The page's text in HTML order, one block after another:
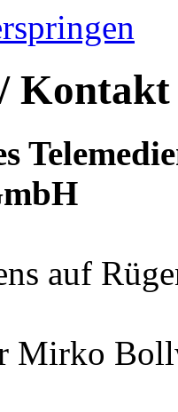
Kontakt
auf
Mirko